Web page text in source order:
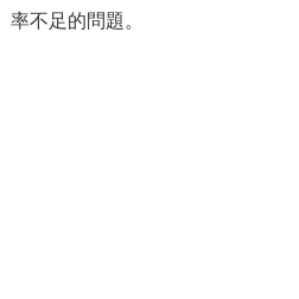
率不足的問題。